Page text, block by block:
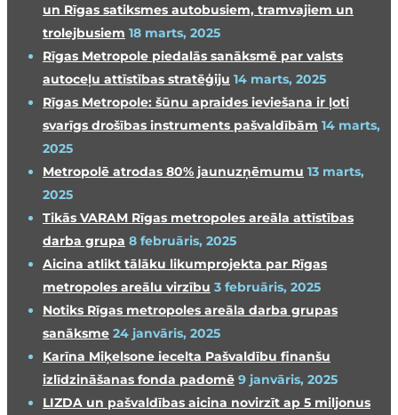
un Rīgas satiksmes autobusiem, tramvajiem un
trolejbusiem 18 marts, 2025
Rīgas Metropole piedalās sanāksmē par valsts
autoceļu attīstības stratēģiju 14 marts, 2025
Rīgas Metropole: šūnu apraides ieviešana ir ļoti
svarīgs drošības instruments pašvaldībām 14 marts,
2025
Metropolē atrodas 80% jaunuzņēmumu 13 marts,
2025
Tikās VARAM Rīgas metropoles areāla attīstības
darba grupa 8 februāris, 2025
Aicina atlikt tālāku likumprojekta par Rīgas
metropoles areālu virzību 3 februāris, 2025
Notiks Rīgas metropoles areāla darba grupas
sanāksme 24 janvāris, 2025
Karīna Miķelsone iecelta Pašvaldību finanšu
izlīdzināšanas fonda padomē 9 janvāris, 2025
LIZDA un pašvaldības aicina novirzīt ap 5 miljonus